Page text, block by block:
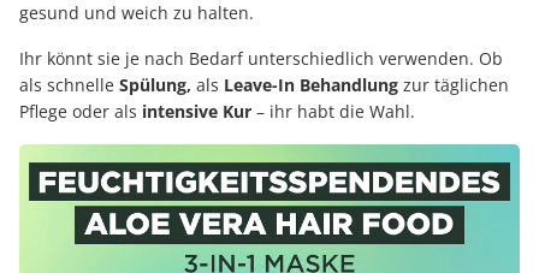
gesund und weich zu halten.
Ihr könnt sie je nach Bedarf unterschiedlich verwenden. Ob
als schnelle Spülung, als Leave-In Behandlung zur täglichen
Pflege oder als intensive Kur – ihr habt die Wahl.